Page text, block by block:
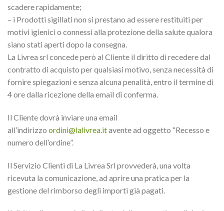
scadere rapidamente;
– i Prodotti sigillati non si prestano ad essere restituiti per
motivi igienici o connessi alla protezione della salute qualora
siano stati aperti dopo la consegna.
La Livrea srl concede però al Cliente il diritto di recedere dal
contratto di acquisto per qualsiasi motivo, senza necessità di
fornire spiegazioni e senza alcuna penalità, entro il termine di
4 ore dalla ricezione della email di conferma.
Il Cliente dovrà inviare una email
all’indirizzo ordini@lalivrea.itavente ad oggetto “Recesso e
numero dell’ordine”.
Il Servizio Clienti di La Livrea Srl provvederà, una volta
ricevuta la comunicazione, ad aprire una pratica per la
gestione del rimborso degli importi già pagati.